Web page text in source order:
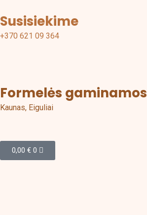
o
o
g
r
m
Susisiekime
+370 621 09 364
Formelės gaminamos
Kaunas, Eiguliai
0,00 € 0
Cart